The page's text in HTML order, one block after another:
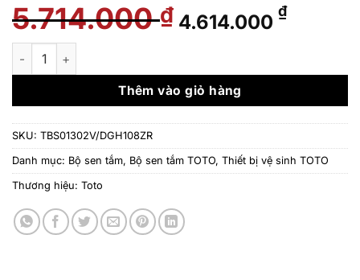
5.714.000₫ Giá
gốc
5.714.000 ₫.
4.614.000 ₫Giá
là:
Sen tắm nóng lạnh Toto TBS01302V/DGH108ZR số lượng
Thêm vào giỏ hàng
SKU: TBS01302V/DGH108ZR
Danh mục: Bộ sen tắm, Bộ sen tắm TOTO, Thiết bị vệ sinh TOTO
Thương hiệu: Toto